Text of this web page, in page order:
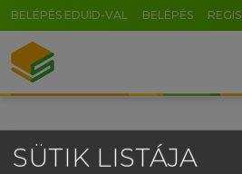
BELÉPÉS EDUID-VAL BELÉPÉS
SÜTIK LISTÁJA
GR
5
g h k l